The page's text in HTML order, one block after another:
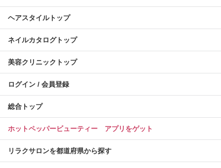
ヘアスタイルトップ
ネイルカタログトップ
美容クリニックトップ
ログイン / 会員登録
総合トップ
ホットペッパービューティー アプリをゲット
リラクサロンを都道府県から探す